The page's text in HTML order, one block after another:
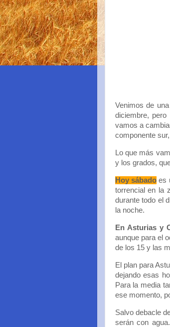
Venimos de
diciembre,
vamos a
componente
Lo que más
y los grados,
Hoy sábadoes
torrencial en la
durante todo el
la noche.
En Asturias y
aunque para el
de los 15 y las
El plan para
dejando esas
Para la media
ese momento,
Salvo debacle
serán con